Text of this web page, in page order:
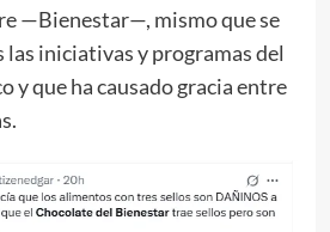
—Bienestar—, mismo que se
las iniciativas y programas del
y que ha causado gracia entre